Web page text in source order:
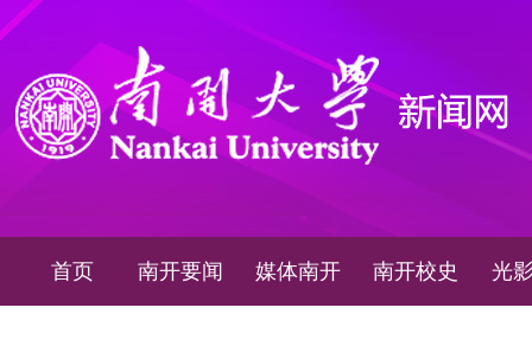
首页 南开要闻 媒体南开 南开校史 光